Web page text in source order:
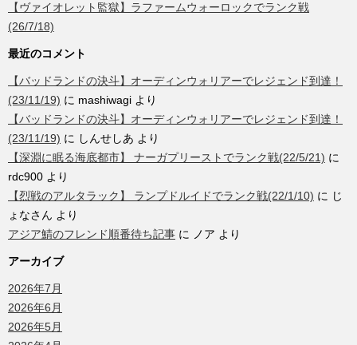
【ヴァイオレット監獄】ラファームウォーロックでランク戦
(26/7/18)
最近のコメント
【バッドランドの決斗】オーディンウォリアーでレジェンド到達！
(23/11/19) に mashiwagi より
【バッドランドの決斗】オーディンウォリアーでレジェンド到達！
(23/11/19) に しんせしあ より
【深淵に眠る海底都市】 ナーガプリーストでランク戦(22/5/21) に
rdc900 より
【烈戦のアルタラック】 ランプドルイドでランク戦(22/1/10) に じ
ょなさん より
アジア鯖のフレンド順番待ち記事 に ノア より
アーカイブ
2026年7月
2026年6月
2026年5月